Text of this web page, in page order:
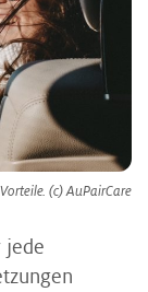
(c) AuPairCare
jede